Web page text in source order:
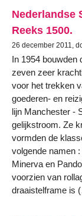
Nederlandse
Reeks 1500.
26 december 2011,
In 1954 bouwden
zeven zeer
voor het trekken
goederen- en
lijn Manchester -
gelijkstroom. Ze
vormden de
volgende namen
Minerva en
voorzien van
draaistelframe is